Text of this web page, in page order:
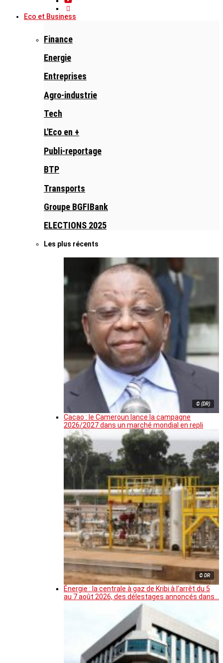
Eco et Business
Finance
Energie
Entreprises
Agro-industrie
Tech
L'Eco en +
Publi-reportage
BTP
Transports
Groupe BGFIBank
ELECTIONS 2025
Les plus récents
© (DR)
Cacao : le Cameroun lance la campagne
2026/2027 dans un marché mondial en repli
© DR
Énergie : la centrale à gaz de Kribi à l’arrêt du 5
au 7 août 2026, des délestages annoncés dans…